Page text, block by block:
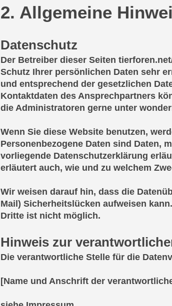
2. Allgemeine
Datenschutz
Der Betreiber dieser Seiten
Schutz Ihrer persönlichen Daten sehr
und entsprechend der gesetzlichen
Kontaktdaten des Ansprechpartners
die Administratoren gerne unter
Wenn Sie diese Website benutzen,
Personenbezogene Daten sind Daten,
vorliegende Datenschutzerklärung
erläutert auch, wie und zu welchem
Wir weisen darauf hin, dass die
Mail) Sicherheitslücken aufweisen
Dritte ist nicht möglich.
Hinweis zur
Die verantwortliche Stelle für die
[Name und Anschrift der